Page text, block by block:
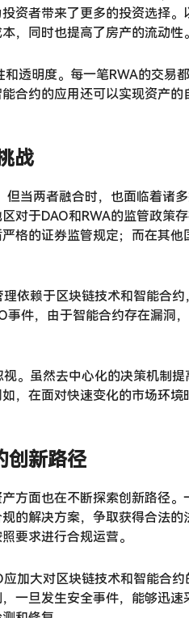
资者带来了更多的投资选择
，同时也提高了房产的流动性。
透明度。每一笔RWA的交
合约的应用还可以实现资产
战
当两者融合时，也面临着诸
对于DAO和RWA的监管政策
格的证券监管规定；而在其
依赖于区块链技术和智能合
件，由于智能合约存在漏洞
。虽然去中心化的决策机制
，在面对快速变化的市场环
创新路径
方面也在不断探索创新路径
的解决方案，争取获得合法
要求进行合规运营。
加大对区块链技术和智能合
一旦发生安全事件，能够迅